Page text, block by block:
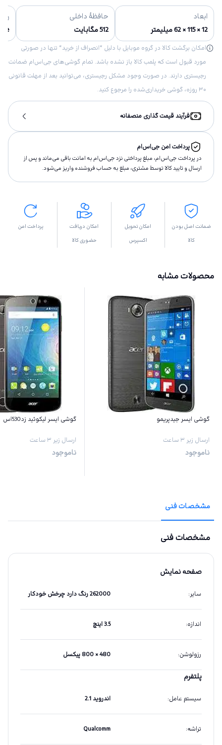
ابعاد
12 × 115 × 62 میلیمتر
حافظهٔ داخلی
512 مگابایت
امکان برگشت کالا در گروه موبایل با دلیل “انصراف از خرید“ تنها در صورتی
مورد قبول است که پلمب کالا باز نشده باشد. تمام گوشی‌های جی‌اس‌ام ضمانت
رجیستری دارند. در صورت وجود مشکل رجیستری، می‌توانید بعد از مهلت قانونی
۳۰ روزه، گوشی خریداری‌شده را مرجوع کنید.
فرآیند قیمت گذاری منصفانه
پرداخت امن جی‌اس‌ام
در پرداخت جی‌اس‌ام، مبلغ پرداختى نزد جی‌اس‌ام به امانت باقى مى‌ماند و پس از
ارسال و تاييد كالا توسط مشتری، مبلغ به حساب فروشنده واريز مى‌شود.
ضمانت اصل بودن
کالا
امکان تحویل
اکسپرس
امکان دریافت
حضوری کالا
پرداخت امن
محصولات مشابه
گوشی ایسر جیدپریمو
ارسال زیر ۳ ساعت
ناموجود
گوشی ایسر لیکوئید زد530اس
ارسال زیر ۳ ساعت
ناموجود
مشخصات فنی
مشخصات فنی
صفحه نمایش
سایر: 262000 رنگ دارد چرخش خودکار
اندازه: 3.5 اینچ
رزولوشن: 480 × 800 پیکسل
پلتفرم
سیستم عامل: اندروید 2.1
تراشه:
Qualcomm